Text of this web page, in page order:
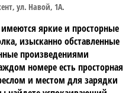
ул. Навой, 1А.
яркие и просторные
изысканно обставленные
произведениями
номере есть просторная
и местом для зарядки